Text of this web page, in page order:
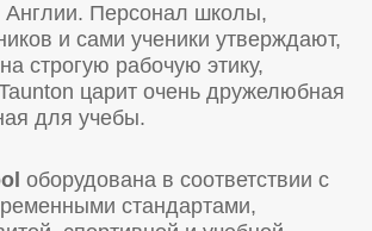
Англии. Персонал школы,
и сами ученики утверждают,
строгую рабочую этику,
царит очень дружелюбная
для учебы.
оборудована в соответствии с
стандартами,